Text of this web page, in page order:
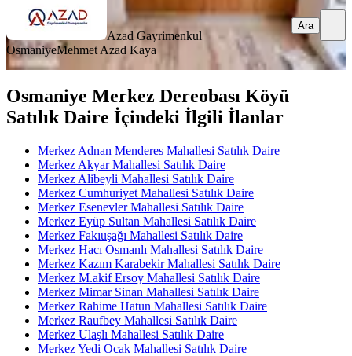
Azad Gayrimenkul
OsmaniyeMehmet Azad Kaya
Ara
Osmaniye Merkez Dereobası Köyü
Satılık Daire İçindeki İlgili İlanlar
Merkez Adnan Menderes Mahallesi Satılık Daire
Merkez Akyar Mahallesi Satılık Daire
Merkez Alibeyli Mahallesi Satılık Daire
Merkez Cumhuriyet Mahallesi Satılık Daire
Merkez Esenevler Mahallesi Satılık Daire
Merkez Eyüp Sultan Mahallesi Satılık Daire
Merkez Fakıuşağı Mahallesi Satılık Daire
Merkez Hacı Osmanlı Mahallesi Satılık Daire
Merkez Kazım Karabekir Mahallesi Satılık Daire
Merkez M.akif Ersoy Mahallesi Satılık Daire
Merkez Mimar Sinan Mahallesi Satılık Daire
Merkez Rahime Hatun Mahallesi Satılık Daire
Merkez Raufbey Mahallesi Satılık Daire
Merkez Ulaşlı Mahallesi Satılık Daire
Merkez Yedi Ocak Mahallesi Satılık Daire